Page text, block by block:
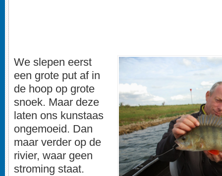
We slepen eerst
een grote put af in
de hoop op grote
snoek. Maar deze
laten ons kunstaas
ongemoeid. Dan
maar verder op de
rivier, waar geen
stroming staat.